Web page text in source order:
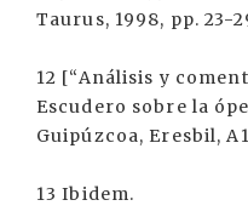
Taurus, 1998, pp. 23-
12 [“Análisis y
Escudero sobre la
Guipúzcoa, Eresbil,
13 Ibidem.